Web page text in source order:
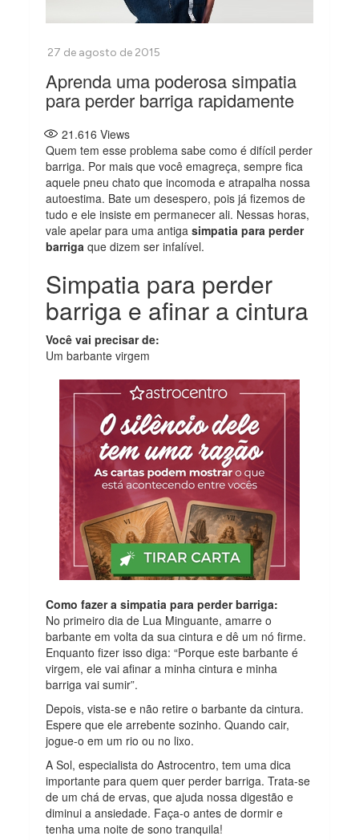
Aprenda uma poderosa simpatia
para perder barriga rapidamente
21.616 Views
Quem tem esse problema sabe como é difícil perder
barriga. Por mais que você emagreça, sempre fica
aquele pneu chato que incomoda e atrapalha nossa
autoestima. Bate um desespero, pois já fizemos de
tudo e ele insiste em permanecer ali. Nessas horas,
vale apelar para uma antigasimpatia para perder
barriga que dizem ser infalível.
Simpatia para perder
barriga e afinar a cintura
Você vai precisar de:
Um barbante virgem
Como fazer a simpatia para perder barriga:
No primeiro dia de Lua Minguante, amarre o
barbante em volta da sua cintura e dê um nó firme.
Enquanto fizer isso diga: “Porque este barbante é
virgem, ele vai afinar a minha cintura e minha
barriga vai sumir”.
Depois, vista-se e não retire o barbante da cintura.
Espere que ele arrebente sozinho. Quando cair,
jogue-o em um rio ou no lixo.
A Sol, especialista do Astrocentro, tem uma dica
importante para quem quer perder barriga. Trata-se
de um chá de ervas, que ajuda nossa digestão e
diminui a ansiedade. Faça-o antes de dormir e
tenha uma noite de sono tranquila!